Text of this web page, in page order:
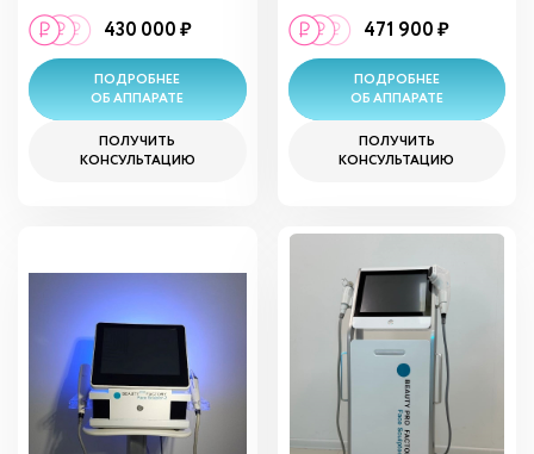
430 000 ₽
ПОДРОБНЕЕ
ОБ АППАРАТЕ
ПОЛУЧИТЬ
КОНСУЛЬТАЦИЮ
471 900 ₽
ПОДРОБНЕЕ
ОБ АППАРАТЕ
ПОЛУЧИТЬ
КОНСУЛЬТАЦИЮ